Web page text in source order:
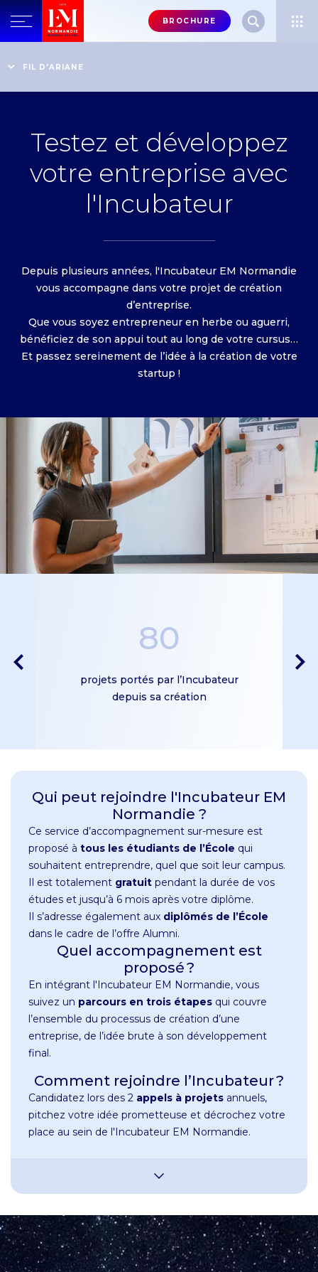
Menu
header-
BROCHURE
FIL D'ARIANE
Immergez-vous dans le monde professionnel
Testez et développez
votre entreprise avec
l'Incubateur
Depuis plusieurs années, l'Incubateur EM Normandie
vous accompagne dans votre projet de création
d’entreprise.
Que vous soyez entrepreneur en herbe ou aguerri,
bénéficiez de son appui tout au long de votre cursus…
Et passez sereinement de l’idée à la création de votre
startup !
80
projets portés par l’Incubateur
depuis sa création
Qui peut rejoindre l'Incubateur EM
Normandie ?
Ce service d’accompagnement sur-mesure est
proposé à tous les étudiants de l’École qui
souhaitent entreprendre, quel que soit leur campus.
Il est totalement gratuit pendant la durée de vos
études et jusqu’à 6 mois après votre diplôme.
Il s’adresse également aux diplômés de l’École
dans le cadre de l’offre Alumni.
Quel accompagnement est
proposé ?
En intégrant l'Incubateur EM Normandie, vous
suivez un parcours en trois étapes qui couvre
l’ensemble du processus de création d’une
entreprise, de l’idée brute à son développement
final.
Comment rejoindre l’Incubateur ?
Candidatez lors des 2 appels à projets annuels,
pitchez votre idée prometteuse et décrochez votre
place au sein de l'Incubateur EM Normandie.